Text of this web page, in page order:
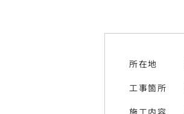
所在地
工事箇所
施工内容